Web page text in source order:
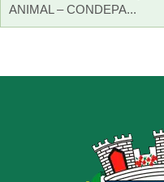
ANIMAL – CONDEPA...